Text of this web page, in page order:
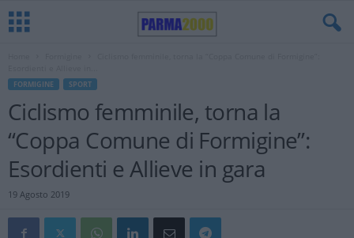
FORMIGINE SPORT
Ciclismo femminile, torna la
“Coppa Comune di Formigine”:
Esordienti e Allieve in gara
19 Agosto 2019